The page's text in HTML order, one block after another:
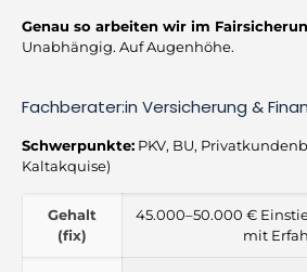
Genau so arbeiten wir im
Unabhängig. Auf Augenhöhe.
Fachberater:in Versicherung &
Schwerpunkte: PKV, BU,
Kaltakquise)
Gehalt
(fix)
45.000–50.000 €
mit